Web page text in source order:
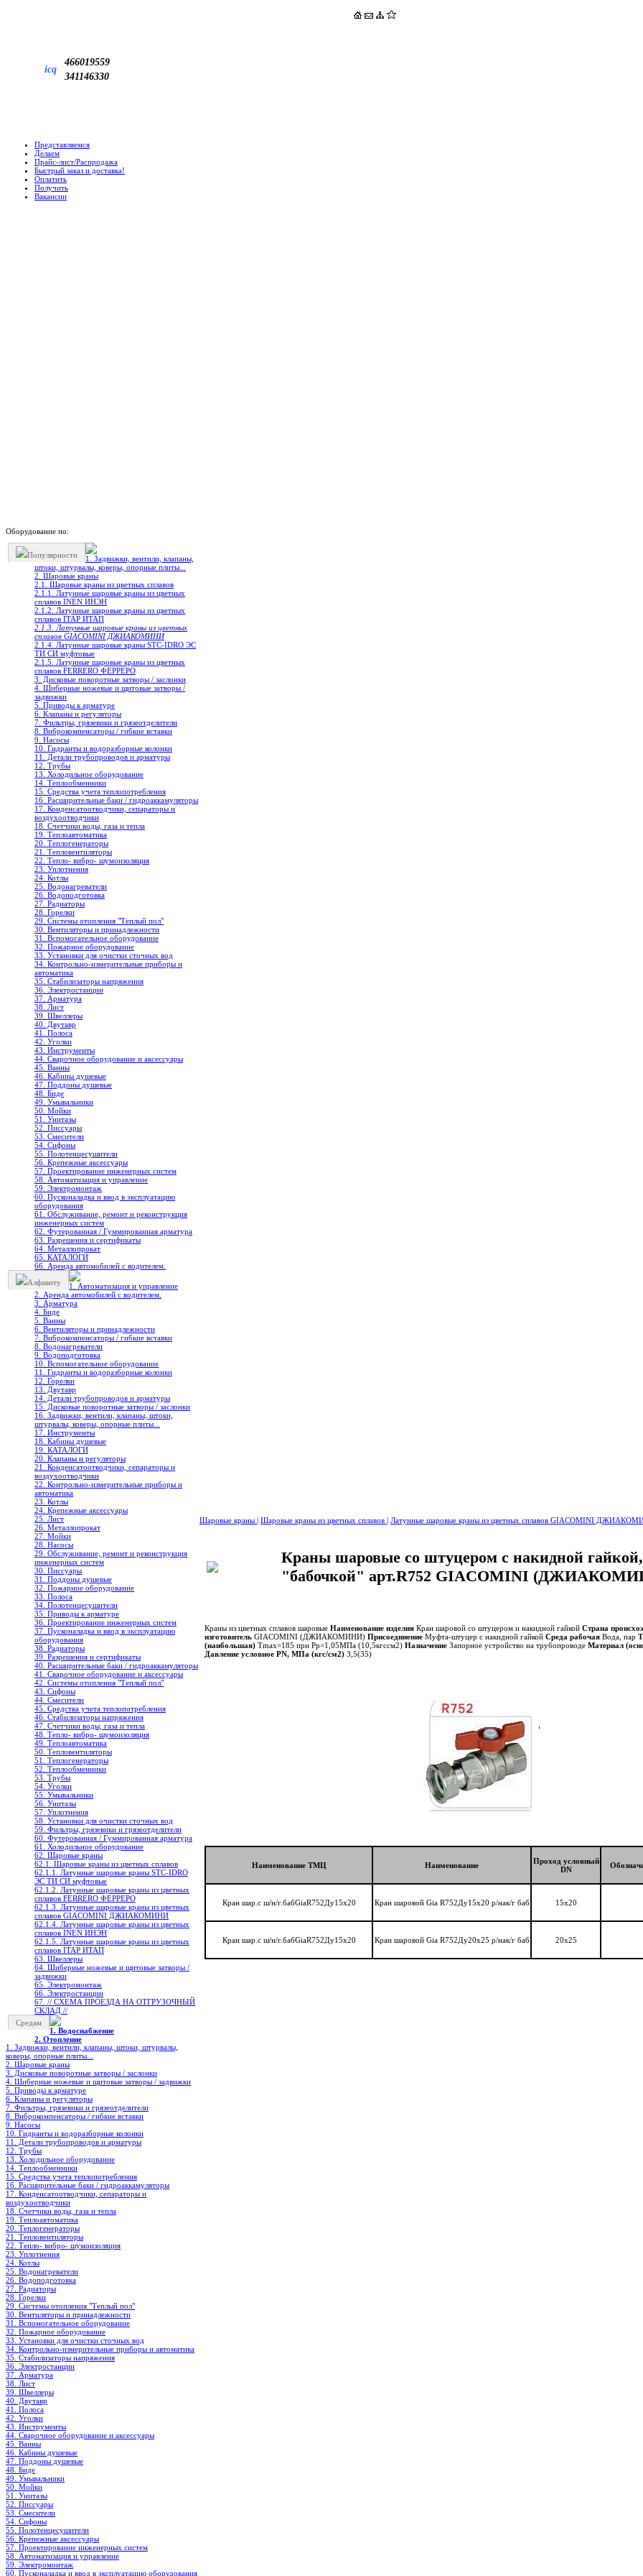
icq
466019559
341146330
Представляемся
Делаем
Прайс-лист/Распродажа
Быстрый заказ и доставка!
Оплатить
Получить
Вакансии
Оборудование по:
Популярности
1. Задвижки, вентили, клапаны,
штоки, штурвалы, коверы, опорные плиты...
2. Шаровые краны
2.1. Шаровые краны из цветных сплавов
2.1.1. Латунные шаровые краны из цветных
сплавов INEN ИНЭН
2.1.2. Латунные шаровые краны из цветных
сплавов ITAP ИТАП
2.1.3. Латунные шаровые краны из цветных
сплавов GIACOMINI ДЖИАКОМИНИ
2.1.4. Латунные шаровые краны STC-IDRO ЭС
ТИ СИ муфтовые
2.1.5. Латунные шаровые краны из цветных
сплавов FERRERO ФЕРРЕРО
3. Дисковые поворотные затворы / заслонки
4. Шиберные ножевые и щитовые затворы /
задвижки
5. Приводы к арматуре
6. Клапаны и регуляторы
7. Фильтры, грязевики и грязеотделители
8. Виброкомпенсаторы / гибкие вставки
9. Насосы
10. Гидранты и водоразборные колонки
11. Детали трубопроводов и арматуры
12. Трубы
13. Холодильное oборудование
14. Теплообменники
15. Средства учета теплопотребления
16. Расширительные баки / гидроаккамуляторы
17. Конденсатоотводчики, сепараторы и
воздухоотводчики
18. Счетчики воды, газа и тепла
19. Теплоавтоматика
20. Теплогенераторы
21. Тепловентиляторы
22. Тепло- вибро- шумоизоляция
23. Уплотнения
24. Котлы
25. Водонагреватели
26. Водоподготовка
27. Радиаторы
28. Горелки
29. Системы отопления "Теплый пол"
30. Вентиляторы и принадлежности
31. Вспомогательное оборудование
32. Пожарное оборудование
33. Установки для очистки сточных вод
34. Контрольно-измерительные приборы и
автоматика
35. Стабилизаторы напряжения
36. Электростанции
37. Арматура
38. Лист
39. Швеллеры
40. Двутавр
41. Полоса
42. Уголки
43. Инструменты
44. Сварочное оборудование и аксессуары
45. Ванны
46. Кабины душевые
47. Поддоны душевые
48. Биде
49. Умывальники
50. Мойки
51. Унитазы
52. Писсуары
53. Смесители
54. Сифоны
55. Полотенцесушители
56. Крепежные аксессуары
57. Проектирование инженерных систем
58. Автоматизация и управление
59. Электромонтаж
60. Пусконаладка и ввод в эксплуатацию
оборудования
61. Обслуживание, ремонт и реконструкция
инженерных систем
62. Футерованная / Гуммированная арматура
63. Разрешения и сертификаты
64. Металлопрокат
65. КАТАЛОГИ
66. Аренда автомобилей с водителем.
Алфавиту
1. Автоматизация и управление
2. Аренда автомобилей с водителем.
3. Арматура
4. Биде
5. Ванны
6. Вентиляторы и принадлежности
7. Виброкомпенсаторы / гибкие вставки
8. Водонагреватели
9. Водоподготовка
10. Вспомогательное оборудование
11. Гидранты и водоразборные колонки
12. Горелки
13. Двутавр
14. Детали трубопроводов и арматуры
15. Дисковые поворотные затворы / заслонки
16. Задвижки, вентили, клапаны, штоки,
штурвалы, коверы, опорные плиты...
17. Инструменты
18. Кабины душевые
19. КАТАЛОГИ
20. Клапаны и регуляторы
21. Конденсатоотводчики, сепараторы и
воздухоотводчики
22. Контрольно-измерительные приборы и
автоматика
23. Котлы
24. Крепежные аксессуары
25. Лист
26. Металлопрокат
27. Мойки
28. Насосы
29. Обслуживание, ремонт и реконструкция
инженерных систем
30. Писсуары
31. Поддоны душевые
32. Пожарное оборудование
33. Полоса
34. Полотенцесушители
35. Приводы к арматуре
36. Проектирование инженерных систем
37. Пусконаладка и ввод в эксплуатацию
оборудования
38. Радиаторы
39. Разрешения и сертификаты
40. Расширительные баки / гидроаккамуляторы
41. Сварочное оборудование и аксессуары
42. Системы отопления "Теплый пол"
43. Сифоны
44. Смесители
45. Средства учета теплопотребления
46. Стабилизаторы напряжения
47. Счетчики воды, газа и тепла
48. Тепло- вибро- шумоизоляция
49. Теплоавтоматика
50. Тепловентиляторы
51. Теплогенераторы
52. Теплообменники
53. Трубы
54. Уголки
55. Умывальники
56. Унитазы
57. Уплотнения
58. Установки для очистки сточных вод
59. Фильтры, грязевики и грязеотделители
60. Футерованная / Гуммированная арматура
61. Холодильное oборудование
62. Шаровые краны
62.1. Шаровые краны из цветных сплавов
62.1.1. Латунные шаровые краны STC-IDRO
ЭС ТИ СИ муфтовые
62.1.2. Латунные шаровые краны из цветных
сплавов FERRERO ФЕРРЕРО
62.1.3. Латунные шаровые краны из цветных
сплавов GIACOMINI ДЖИАКОМИНИ
62.1.4. Латунные шаровые краны из цветных
сплавов INEN ИНЭН
62.1.5. Латунные шаровые краны из цветных
сплавов ITAP ИТАП
63. Швеллеры
64. Шиберные ножевые и щитовые затворы /
задвижки
65. Электромонтаж
66. Электростанции
67. // СХЕМА ПРОЕЗДА НА ОТГРУЗОЧНЫЙ
СКЛАД //
Средам
1. Водоснабжение
2. Отопление
1. Задвижки, вентили, клапаны, штоки, штурвалы,
коверы, опорные плиты...
2. Шаровые краны
3. Дисковые поворотные затворы / заслонки
4. Шиберные ножевые и щитовые затворы / задвижки
5. Приводы к арматуре
6. Клапаны и регуляторы
7. Фильтры, грязевики и грязеотделители
8. Виброкомпенсаторы / гибкие вставки
9. Насосы
10. Гидранты и водоразборные колонки
11. Детали трубопроводов и арматуры
12. Трубы
13. Холодильное oборудование
14. Теплообменники
15. Средства учета теплопотребления
16. Расширительные баки / гидроаккамуляторы
17. Конденсатоотводчики, сепараторы и
воздухоотводчики
18. Счетчики воды, газа и тепла
19. Теплоавтоматика
20. Теплогенераторы
21. Тепловентиляторы
22. Тепло- вибро- шумоизоляция
23. Уплотнения
24. Котлы
25. Водонагреватели
26. Водоподготовка
27. Радиаторы
28. Горелки
29. Системы отопления "Теплый пол"
30. Вентиляторы и принадлежности
31. Вспомогательное оборудование
32. Пожарное оборудование
33. Установки для очистки сточных вод
34. Контрольно-измерительные приборы и автоматика
35. Стабилизаторы напряжения
36. Электростанции
37. Арматура
38. Лист
39. Швеллеры
40. Двутавр
41. Полоса
42. Уголки
43. Инструменты
44. Сварочное оборудование и аксессуары
45. Ванны
46. Кабины душевые
47. Поддоны душевые
48. Биде
49. Умывальники
50. Мойки
51. Унитазы
52. Писсуары
53. Смесители
54. Сифоны
55. Полотенцесушители
56. Крепежные аксессуары
57. Проектирование инженерных систем
58. Автоматизация и управление
59. Электромонтаж
60. Пусконаладка и ввод в эксплуатацию оборудования
Шаровые краны | Шаровые краны из цветных сплавов | Латунные шаровые краны из цветных сплавов GIACOMINI
Краны шаровые со штуцером c накидной
"бабочкой" арт.R752 GIACOMINI
Краны из цветных сплавов шаровые Наименование изделия Кран шаровой со штуцером и накидной гайкой Страна
изготовитель GIACOMINI (ДЖИАКОМИНИ) Присоединение Муфта-штуцер с накидной гайкой Среда рабочая Вода, пар
(наибольшая) Tmax=185 при Pр=1,05МПа (10,5кгссм2) Назначение Запорное устройство на трубопроводе Материал
Давление условное PN, МПа (кгс/см2) 3,5(35)
Наименование ТМЦ Наименование
Проход условный
DN
Кран шар.с ш/н/г.бабGiaR752Ду15х20 Кран шаровой Gia R752Ду15х20 р/нак/г баб 15х20
Кран шар.с ш/н/г.бабGiaR752Ду15х20 Кран шаровой Gia R752Ду20х25 р/нак/г баб 20х25